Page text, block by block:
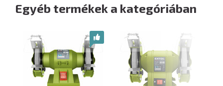
Egyéb termékek a kategóriában